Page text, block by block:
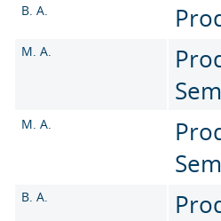
B. A.
M. A.
M. A.
B. A.